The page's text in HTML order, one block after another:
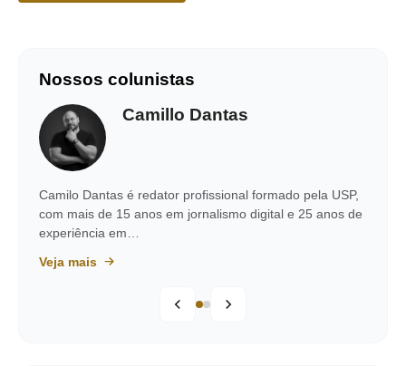
Nossos colunistas
Camillo Dantas
Camilo Dantas é redator profissional formado pela USP,
com mais de 15 anos em jornalismo digital e 25 anos de
experiência em…
Veja mais